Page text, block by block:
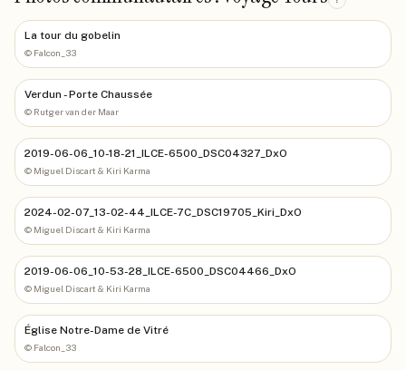
La tour du gobelin
© Falcon_33
Verdun - Porte Chaussée
© Rutger van der Maar
2019-06-06_10-18-21_ILCE-6500_DSC04327_DxO
© Miguel Discart & Kiri Karma
2024-02-07_13-02-44_ILCE-7C_DSC19705_Kiri_DxO
© Miguel Discart & Kiri Karma
2019-06-06_10-53-28_ILCE-6500_DSC04466_DxO
© Miguel Discart & Kiri Karma
Église Notre-Dame de Vitré
© Falcon_33